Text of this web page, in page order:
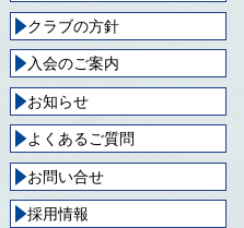
クラブの方針
入会のご案内
お知らせ
よくあるご質問
お問い合せ
採用情報